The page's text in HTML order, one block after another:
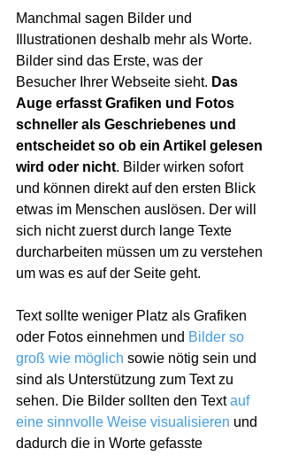
Manchmal sagen Bilder und
Illustrationen deshalb mehr als Worte.
Bilder sind das Erste, was der
Besucher Ihrer Webseite sieht. Das
Auge erfasst Grafiken und Fotos
schneller als Geschriebenes und
entscheidet so ob ein Artikel gelesen
wird oder nicht. Bilder wirken sofort
und können direkt auf den ersten Blick
etwas im Menschen auslösen. Der will
sich nicht zuerst durch lange Texte
durcharbeiten müssen um zu verstehen
um was es auf der Seite geht.
Text sollte weniger Platz als Grafiken
oder Fotos einnehmen und Bilder so
groß wie möglich sowie nötig sein und
sind als Unterstützung zum Text zu
sehen. Die Bilder sollten den Text auf
eine sinnvolle Weise visualisieren und
dadurch die in Worte gefasste